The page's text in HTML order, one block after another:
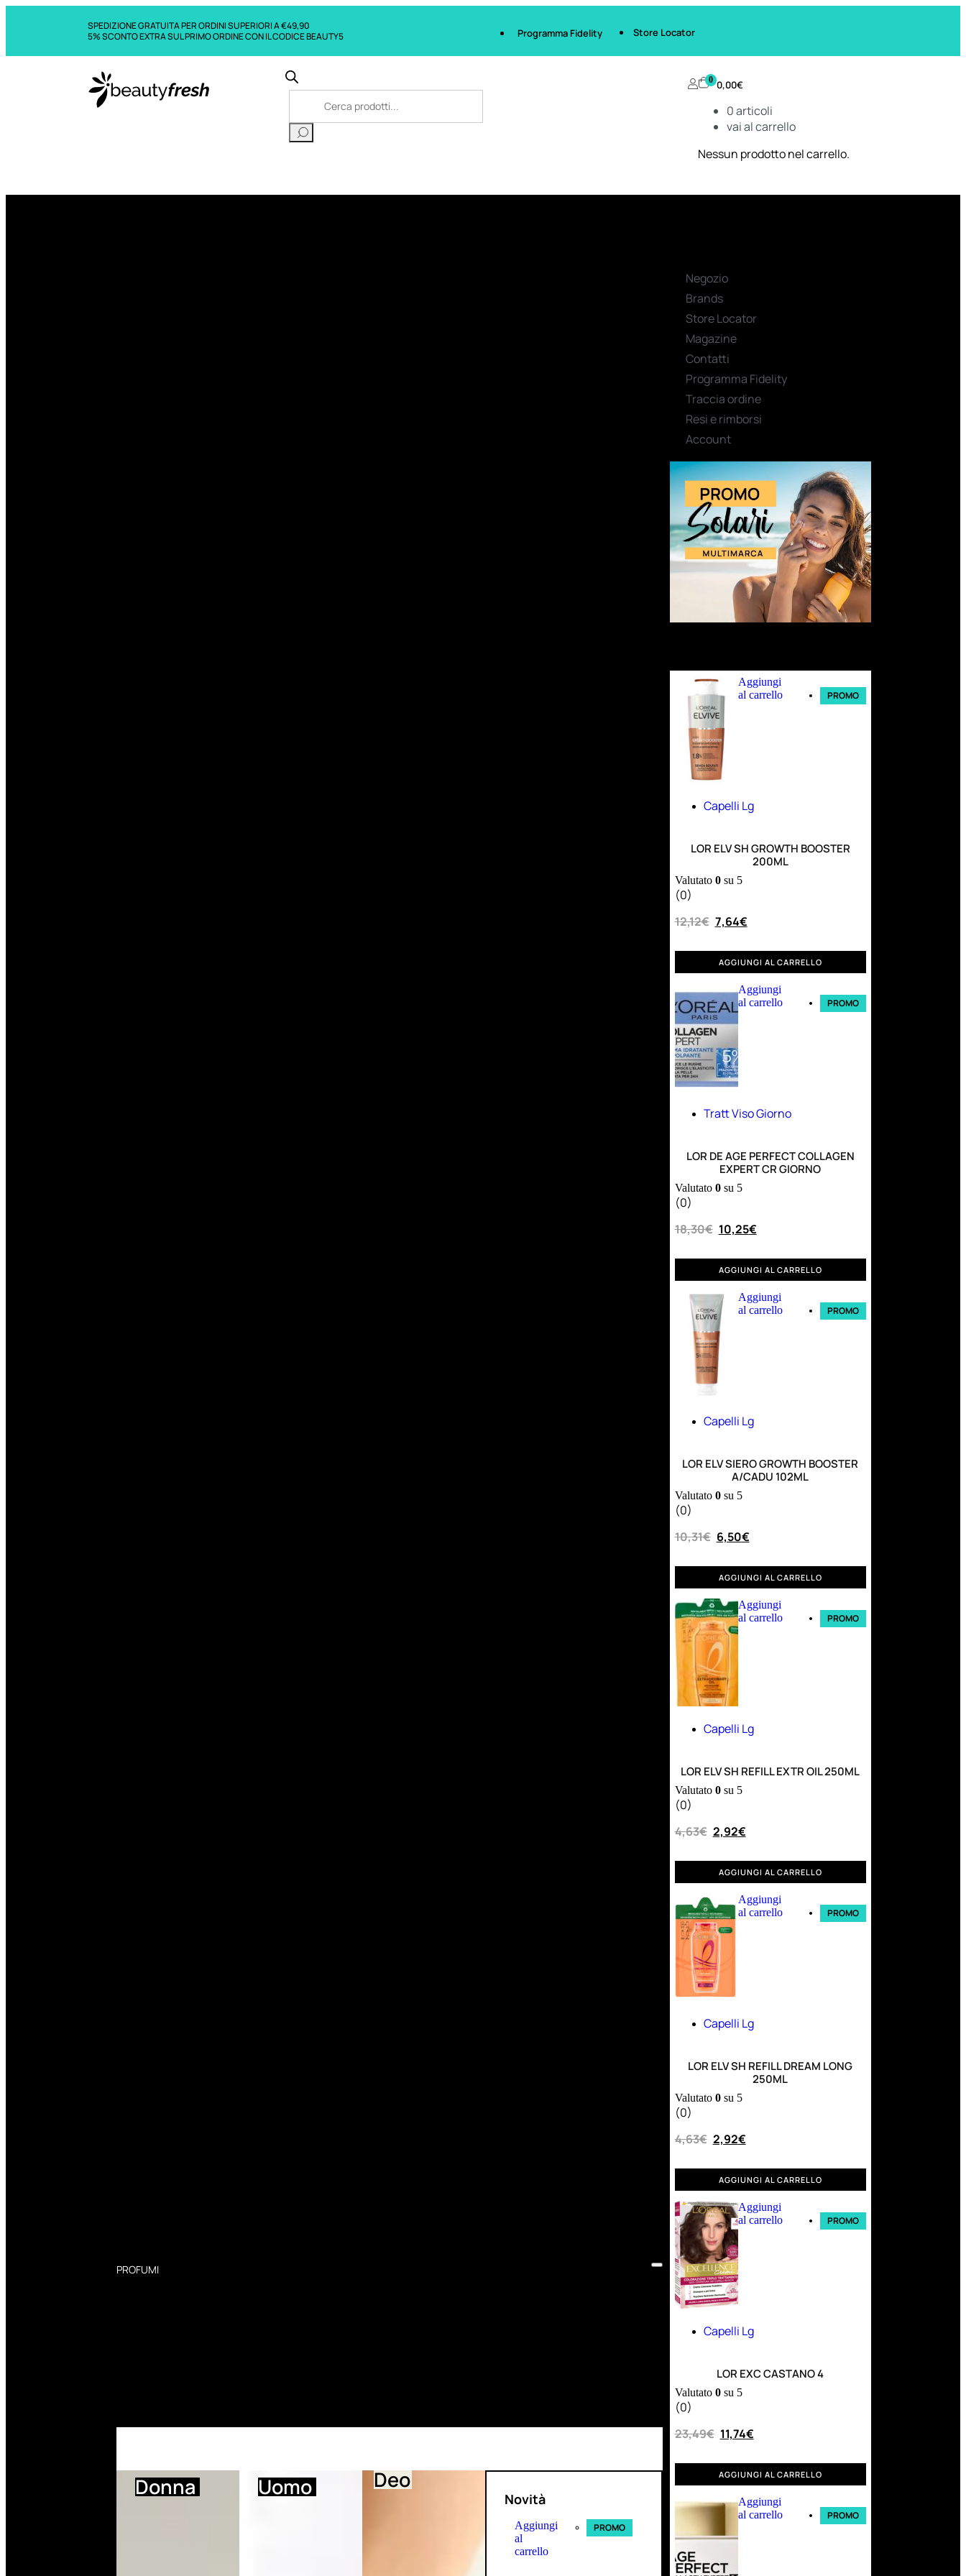
SPEDIZIONE GRATUITA PER ORDINI SUPERIORI A €49,90
5% SCONTO EXTRA SUL PRIMO ORDINE CON IL CODICE BEAUTY5
Programma Fidelity Store Locator
0 0,00€
0articoli
vai al carrello
Nessun prodotto nel carrello.
PROFUMI
Donna Uomo Deo
Novità
Aggiungi
al
carrello
PROMO
Negozio
Brands
Store Locator
Magazine
Contatti
Programma Fidelity
Traccia ordine
Resi e rimborsi
Account
Aggiungi
al carrello
PROMO
Capelli Lg
LOR ELV SH GROWTH BOOSTER
200ML
Valutato 0su 5
(0)
12,12€ 7,64€
AGGIUNGI AL CARRELLO
Aggiungi
al carrello
PROMO
Tratt Viso Giorno
LOR DE AGE PERFECT COLLAGEN
EXPERT CR GIORNO
Valutato 0su 5
(0)
18,30€ 10,25€
AGGIUNGI AL CARRELLO
Aggiungi
al carrello
PROMO
Capelli Lg
LOR ELV SIERO GROWTH BOOSTER
A/CADU 102ML
Valutato 0su 5
(0)
10,31€ 6,50€
AGGIUNGI AL CARRELLO
Aggiungi
al carrello
PROMO
Capelli Lg
LOR ELV SH REFILL EXTR OIL 250ML
Valutato 0su 5
(0)
4,63€ 2,92€
AGGIUNGI AL CARRELLO
Aggiungi
al carrello
PROMO
Capelli Lg
LOR ELV SH REFILL DREAM LONG
250ML
Valutato 0su 5
(0)
4,63€ 2,92€
AGGIUNGI AL CARRELLO
Aggiungi
al carrello
PROMO
Capelli Lg
LOR EXC CASTANO 4
Valutato 0su 5
(0)
23,49€ 11,74€
AGGIUNGI AL CARRELLO
Aggiungi
al carrello
PROMO